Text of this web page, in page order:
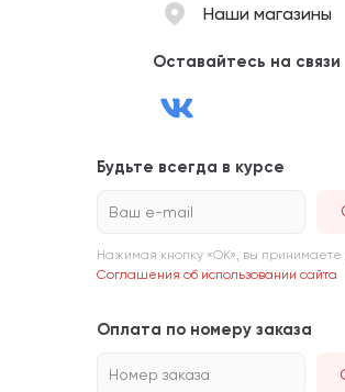
Наши магазины
Оставайтесь на связи
Будьте всегда в курсе
Ваш e-mail
Нажимая кнопку «ОК», вы принимаете
Соглашения об использовании сайта
Оплата по номеру заказа
Номер заказа